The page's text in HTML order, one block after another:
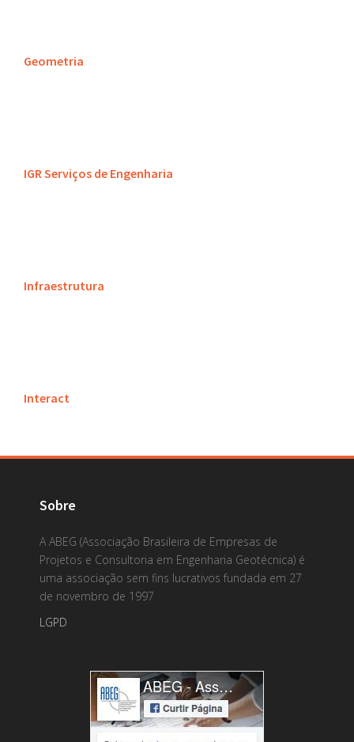
Geometria
IGR Serviços de Engenharia
Infraestrutura
Interact
Sobre
A ABEG (Associação Brasileira de Empresas de
Projetos e Consultoria em Engenharia Geotécnica) é
uma associação sem fins lucrativos fundada em 27
de novembro de 1997
LGPD